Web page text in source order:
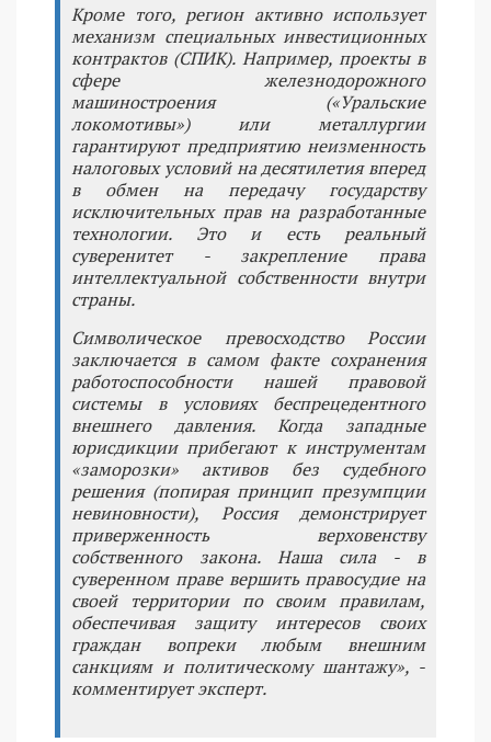
Кроме того, регион активно использует
механизм специальных инвестиционных
контрактов (СПИК). Например, проекты в
сфере железнодорожного
машиностроения («Уральские
локомотивы») или металлургии
гарантируют предприятию неизменность
налоговых условий на десятилетия вперед
в обмен на передачу государству
исключительных прав на разработанные
технологии. Это и есть реальный
суверенитет - закрепление права
интеллектуальной собственности внутри
страны.
Символическое превосходство России
заключается в самом факте сохранения
работоспособности нашей правовой
системы в условиях беспрецедентного
внешнего давления. Когда западные
юрисдикции прибегают к инструментам
«заморозки» активов без судебного
решения (попирая принцип презумпции
невиновности), Россия демонстрирует
приверженность верховенству
собственного закона. Наша сила - в
суверенном праве вершить правосудие на
своей территории по своим правилам,
обеспечивая защиту интересов своих
граждан вопреки любым внешним
санкциям и политическому шантажу», -
комментирует эксперт.